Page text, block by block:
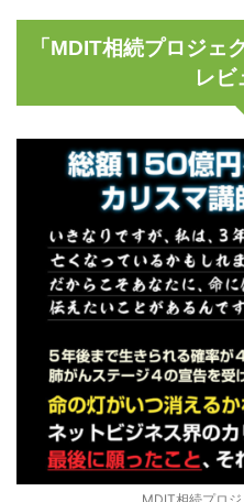
「MDIT相続プロジェ
レビ